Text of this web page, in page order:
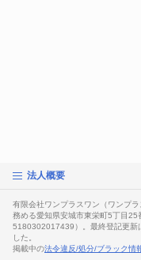
法人概要
有限会社ワンプラスワン（ワンプ
務める愛知県安城市東栄町5丁目
5180302017439）。最終登記更新
した。
掲載中の法令違反/処分/ブラック情